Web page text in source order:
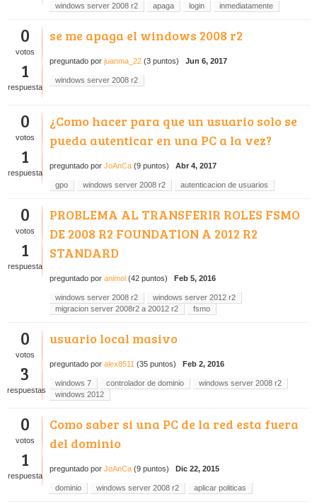
windows server 2008 r2 apaga login inmediatamente
0
votos
1
respuesta
se me apaga el windows 2008 r2
preguntado por juanma_22 (3 puntos) Jun 6, 2017
windows server 2008 r2
0
votos
1
respuesta
¿Como hacer para que un usuario solo se
pueda autenticar en una PC a la vez?
preguntado por JoAnCa (9 puntos) Abr 4, 2017
gpo windows server 2008 r2 autenticacion de usuarios
0
votos
1
respuesta
PROBLEMA AL TRANSFERIR ROLES FSMO
DE 2008 R2 FOUNDATION A 2012 R2
STANDARD
preguntado por animol (42 puntos) Feb 5, 2016
windows server 2008 r2
windows server 2012 r2
migracion server 2008r2 a 20012 r2
fsmo
0
votos
3
respuestas
usuario local masivo
preguntado por alex8511 (35 puntos) Feb 2, 2016
windows 7 controlador de dominio
windows server 2008 r2
windows 2012
0
votos
1
respuesta
Como saber si una PC de la red esta fuera
del dominio
preguntado por JoAnCa (9 puntos) Dic 22, 2015
dominio windows server 2008 r2 aplicar politicas